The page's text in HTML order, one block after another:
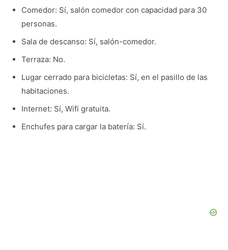
Comedor: Sí, salón comedor con capacidad para 30
personas.
Sala de descanso: Sí, salón-comedor.
Terraza: No.
Lugar cerrado para bicicletas: Sí, en el pasillo de las
habitaciones.
Internet: Sí, Wifi gratuita.
Enchufes para cargar la batería: Sí.